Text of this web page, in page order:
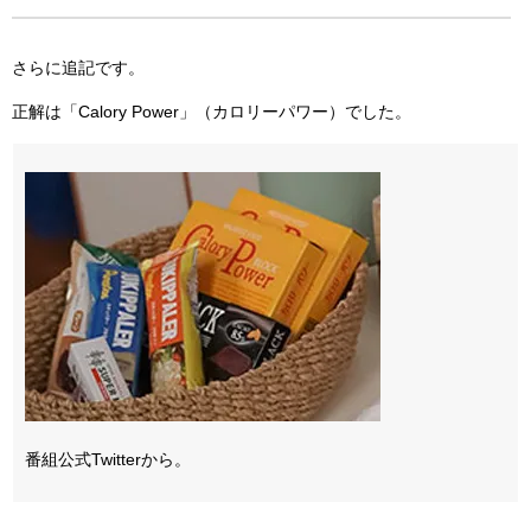
さらに追記です。
正解は「Calory Power」（カロリーパワー）でした。
番組公式Twitterから。